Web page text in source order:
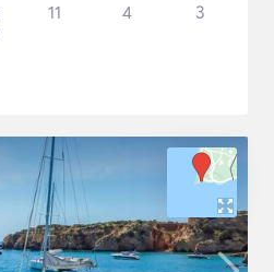
11 4 3